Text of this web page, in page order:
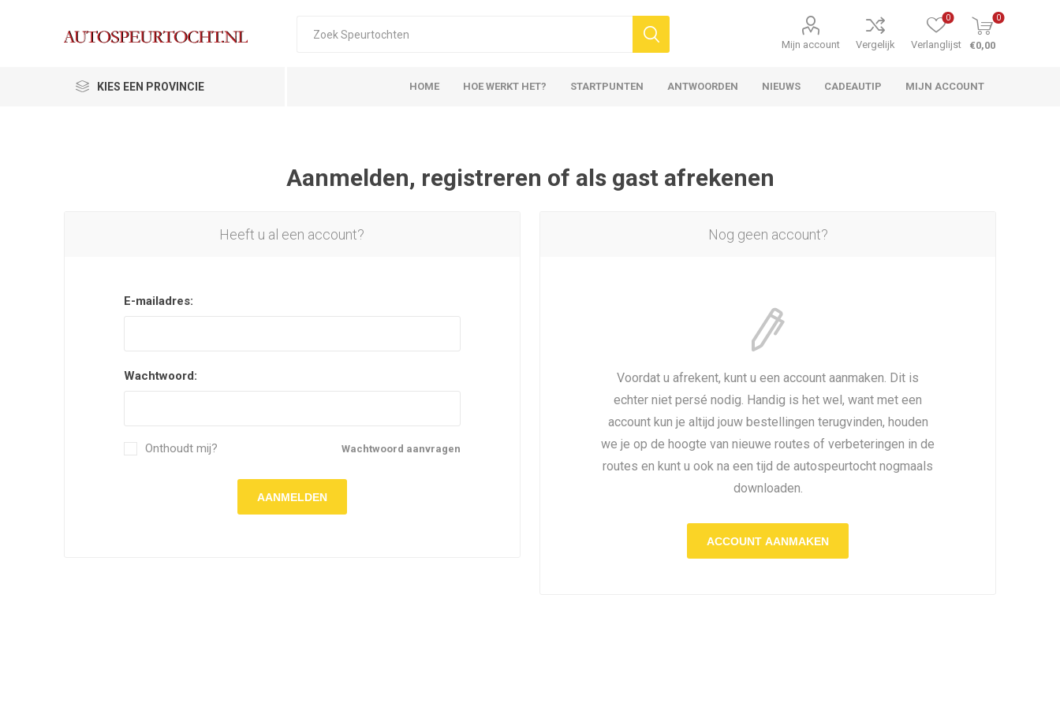
Mijn account Vergelijk Verlanglijst
0 0
€0,00
KIES EEN PROVINCIE HOME HOE WERKT HET? STARTPUNTEN ANTWOORDEN NIEUWS CADEAUTIP MIJN ACCOUNT
Aanmelden, registreren of als gast afrekenen
Nog geen account?
Voordat u afrekent, kunt u een account aanmaken. Dit is
echter niet persé nodig. Handig is het wel, want met een
account kun je altijd jouw bestellingen terugvinden, houden
we je op de hoogte van nieuwe routes of verbeteringen in de
routes en kunt u ook na een tijd de autospeurtocht nogmaals
downloaden.
ACCOUNT AANMAKEN
Heeft u al een account?
E-mailadres:
Wachtwoord:
Wachtwoord aanvragen
Onthoudt mij?
AANMELDEN